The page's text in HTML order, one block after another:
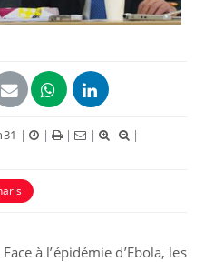
| | | |
|
à l’épidémie d’Ebola, les